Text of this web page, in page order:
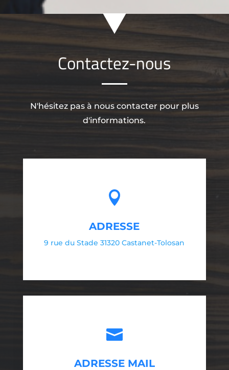
Contactez-nous
N'hésitez pas à nous contacter pour plus
d'informations.

ADRESSE
9 rue du Stade 31320 Castanet-Tolosan

ADRESSE MAIL